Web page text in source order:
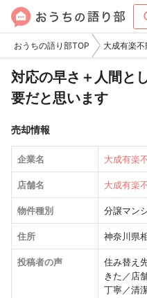
おうちの語り部TOP 大成有楽
対応の早さ＋人間と
要だと思います
売却情報
企業名 大成有楽
店舗名 大成有楽
物件種別 分譲マン
住所 神奈川県
投稿者の声
住み替え
きた／店
丁寧／清